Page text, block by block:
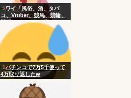
ワイ「風俗、酒、タバ
コ、Vtuber、競馬、競輪、
競艇、パチンコ、宝くじ一
切やりません興味ありませ
ん」
パチンコで7万5千使って
4万取り返したw